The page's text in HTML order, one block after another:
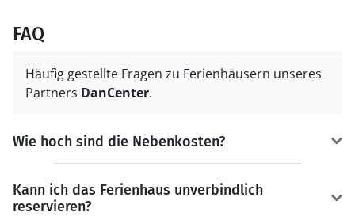
FAQ
Häufig gestellte Fragen zu Ferienhäusern unseres
Partners DanCenter.
Wie hoch sind die Nebenkosten?
Kann ich das Ferienhaus unverbindlich
reservieren?